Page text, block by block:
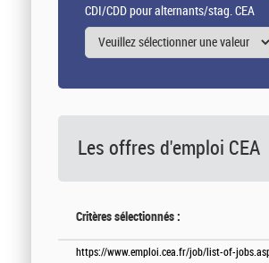
CDI/CDD pour alternants/stag. CEA
Les offres d'emploi CEA
Critères sélectionnés :
https://www.emploi.cea.fr/job/list-of-